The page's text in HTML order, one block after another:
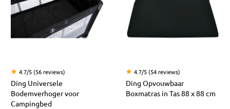
4.7/5 (56 reviews)
Ding Universele
Bodemverhoger voor
Campingbed
4.7/5 (54 reviews)
Ding Opvouwbaar
Boxmatras in Tas 88 x 88 cm